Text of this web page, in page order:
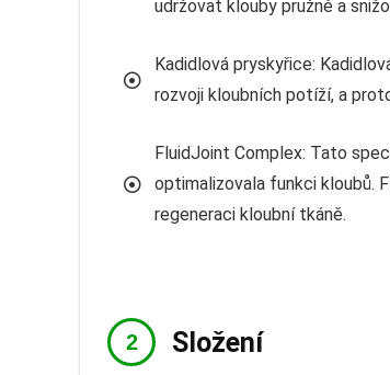
udržovat klouby pružné a
Kadidlová pryskyřice:
rozvoji kloubních potíží, a
FluidJoint Complex: Tato
optimalizovala funkci kloubů.
regeneraci kloubní tkáně.
Složení